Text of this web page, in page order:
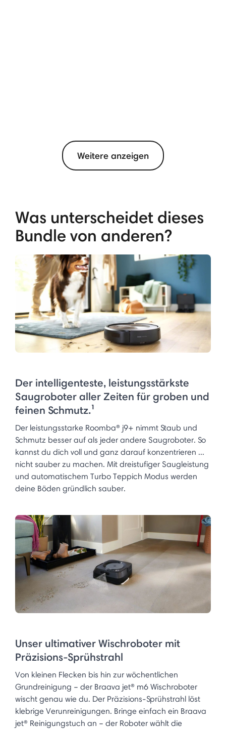
Weitere anzeigen
Was unterscheidet dieses
Bundle von anderen?
Der intelligenteste, leistungsstärkste
Saugroboter aller Zeiten für groben und
feinen Schmutz.¹
Der leistungsstarke Roomba® j9+ nimmt Staub und
Schmutz besser auf als jeder andere Saugroboter. So
kannst du dich voll und ganz darauf konzentrieren ...
nicht sauber zu machen. Mit dreistufiger Saugleistung
und automatischem Turbo Teppich Modus werden
deine Böden gründlich sauber.
Unser ultimativer Wischroboter mit
Präzisions-Sprühstrahl
Von kleinen Flecken bis hin zur wöchentlichen
Grundreinigung – der Braava jet® m6 Wischroboter
wischt genau wie du. Der Präzisions-Sprühstrahl löst
klebrige Verunreinigungen. Bringe einfach ein Braava
jet® Reinigungstuch an – der Roboter wählt die